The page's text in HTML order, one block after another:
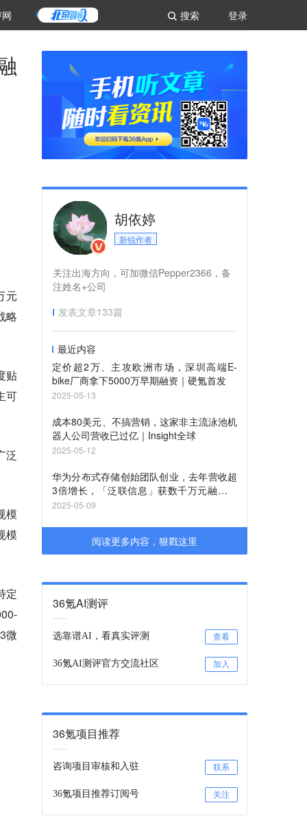
登录
搜索
元
略
贴
可
泛
模
模
定
微
胡依婷
新锐作者
关注出海方向，可加微信Pepper2366，备
注姓名+公司
发表文章133篇
最近内容
定价超2万、主攻欧洲市场，深圳高端E-
bike厂商拿下5000万早期融资｜硬氪首发
2025-05-13
成本80美元、不搞营销，这家非主流泳池机
器人公司营收已过亿｜Insight全球
2025-05-12
华为分布式存储创始团队创业，去年营收超
3倍增长，「泛联信息」获数千万元融资｜
硬氪首发
2025-05-09
阅读更多内容，狠戳这里
36氪AI测评
选靠谱AI，看真实评测 查看
36氪AI测评官方交流社区 加入
36氪项目推荐
咨询项目审核和入驻 联系
36氪项目推荐订阅号 关注